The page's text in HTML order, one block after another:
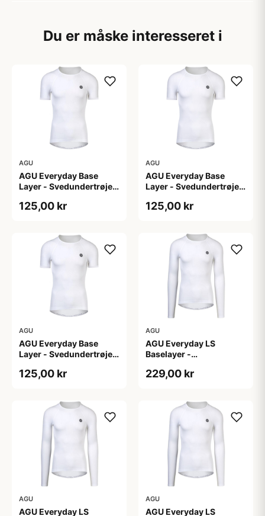
Du er måske interesseret i
AGU
AGU Everyday Base
Layer - Svedundertrøje
125,00 kr
AGU
AGU Everyday Base
Layer - Svedundertrøje
125,00 kr
AGU
AGU Everyday Base
Layer - Svedundertrøje
125,00 kr
AGU
AGU Everyday LS
Baselayer -
Ærmer - Herre - Hvid -
229,00 kr
AGU
AGU Everyday LS
AGU
AGU Everyday LS